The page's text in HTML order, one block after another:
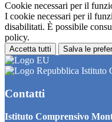
Cookie necessari per il
I cookie necessari per il
disabilitati. È possibile
policy.
Accetta tutti Salva le
Istituto
Contatti
Istituto Comprensivo